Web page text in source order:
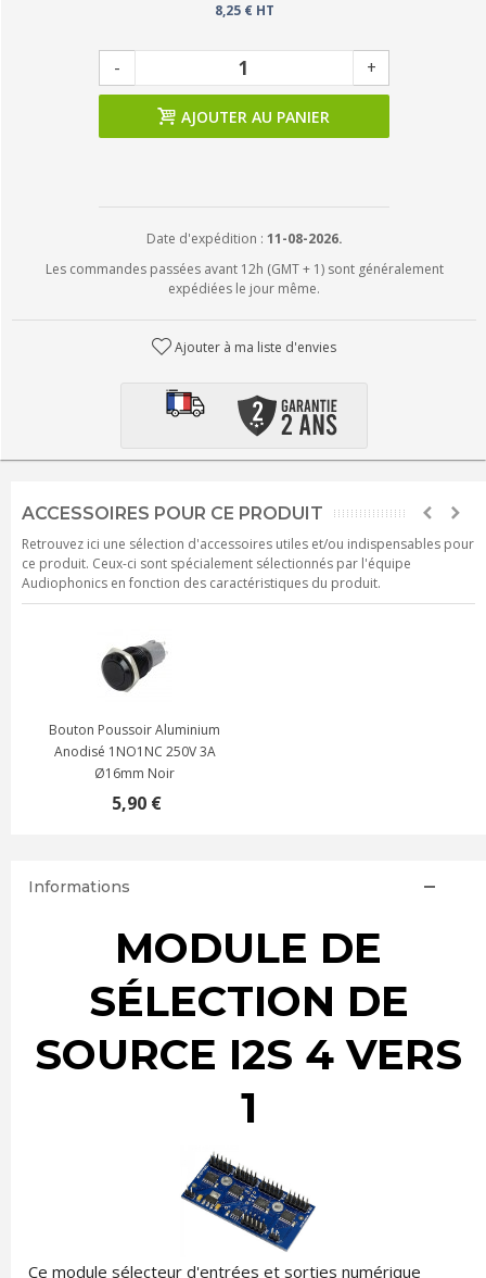
8,25 € HT
- +
AJOUTER AU PANIER
Date d'expédition : 11-08-2026.
Les commandes passées avant 12h (GMT + 1) sont généralement
expédiées le jour même.
Ajouter à ma liste d'envies
ACCESSOIRES POUR CE PRODUIT
Retrouvez ici une sélection d'accessoires utiles et/ou indispensables pour
ce produit. Ceux-ci sont spécialement sélectionnés par l'équipe
Audiophonics en fonction des caractéristiques du produit.
Bouton Poussoir Aluminium
Anodisé 1NO1NC 250V 3A
Ø16mm Noir
5,90 €
Informations
MODULE DE
SÉLECTION DE
SOURCE I2S 4 VERS
1
Ce module sélecteur d'entrées et sorties numérique